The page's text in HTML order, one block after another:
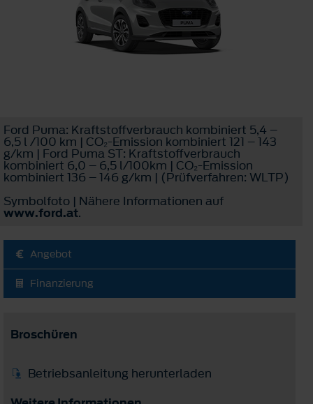
Ford Puma: Kraftstoffverbrauch kombiniert 5,4 –
6,5 l /100 km | CO₂-Emission kombiniert 121 – 143
g/km | Ford Puma ST: Kraftstoffverbrauch
kombiniert 6,0 – 6,5 l/100km | CO₂-Emission
kombiniert 136 – 146 g/km | (Prüfverfahren: WLTP)
Symbolfoto | Nähere Informationen auf
www.ford.at.
Angebot
Finanzierung
Broschüren
Betriebsanleitung herunterladen